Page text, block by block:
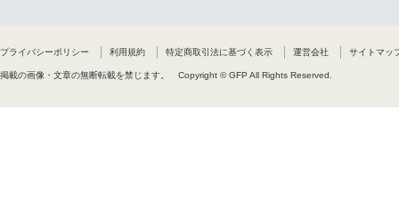
プライバシーポリシー 利用規約 特定商取引法に基づく表示 運営会社 サイトマッ
掲載の画像・文章の無断転載を禁じます。 Copyright © GFP All Rights Reserved.